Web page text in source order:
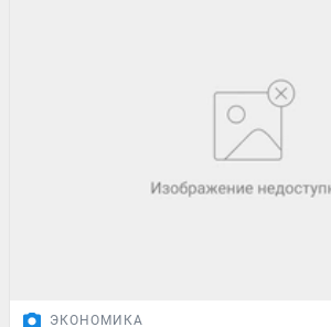
ЭКОНОМИКА